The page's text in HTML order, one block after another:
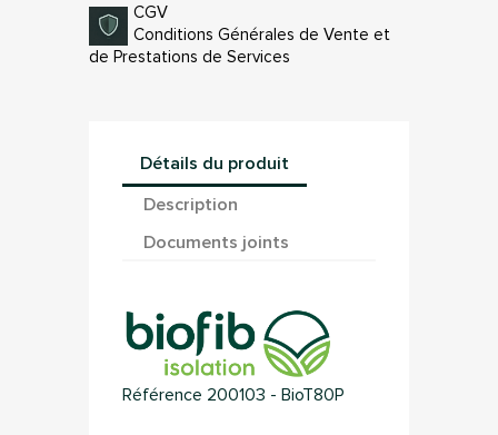
CGV
Conditions Générales de Vente et
de Prestations de Services
Détails du produit
Description
Documents joints
Référence 200103 - BioT80P